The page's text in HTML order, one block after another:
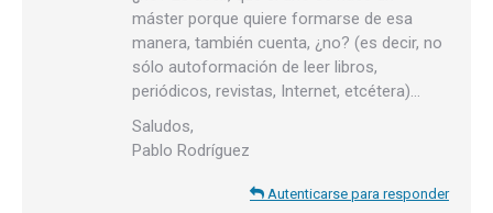
máster porque quiere formarse de esa
manera, también cuenta, ¿no? (es decir, no
sólo autoformación de leer libros,
periódicos, revistas, Internet, etcétera)…
Saludos,
Pablo Rodríguez
Autenticarse para responder